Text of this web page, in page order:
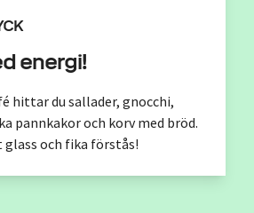
energi!
hittar du sallader, gnocchi,
pannkakor och korv med bröd.
glass och fika förstås!